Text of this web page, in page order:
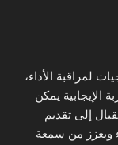
لمراقبة الأداء،
الإيجابية يمكن
إلى تقديم
ويعزز من سمعة